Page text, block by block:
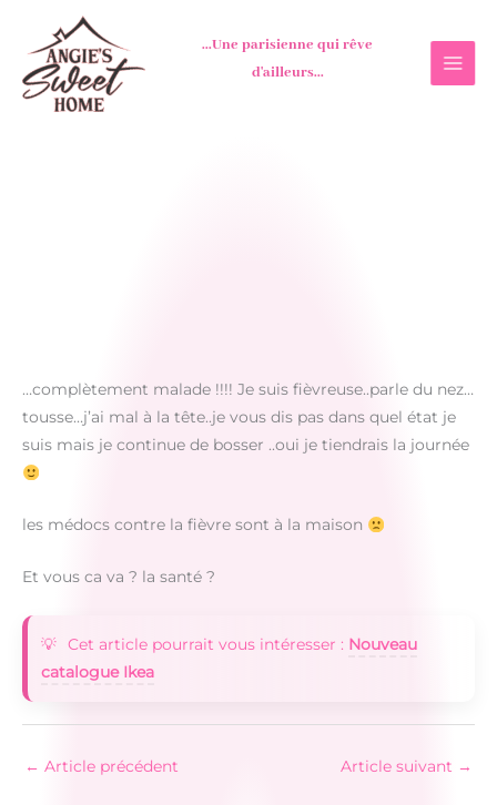
contenu
...Une parisienne qui rêve
d'ailleurs...
…complètement malade !!!! Je suis fièvreuse..parle du nez…
tousse…j’ai mal à la tête..je vous dis pas dans quel état je
suis mais je continue de bosser ..oui je tiendrais la journée
les médocs contre la fièvre sont à la maison
Et vous ca va ? la santé ?
Cet article pourrait vous intéresser : Nouveau
catalogue Ikea
← Article précédent Article suivant →